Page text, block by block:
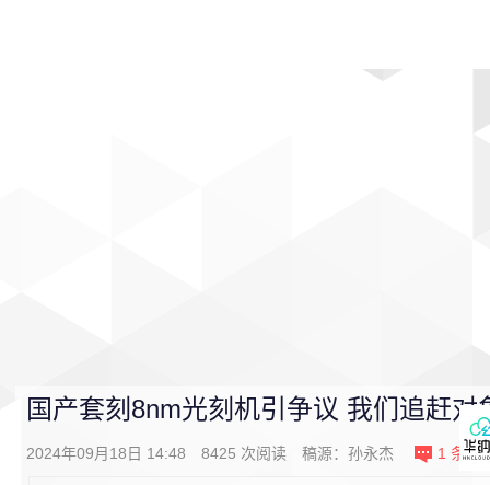
国产套刻8nm光刻机引争议 我们追赶对
2024年09月18日 14:48 8425 次阅读 稿源： 孙永杰 1 条评